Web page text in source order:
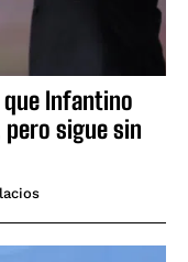
que Infantino
sigue sin